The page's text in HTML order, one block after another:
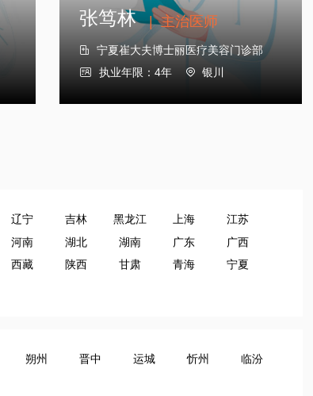
张笃林 | 主治医师
 宁夏崔大夫博士丽医疗美容门诊部
 执业年限：4年  银川
擅长：眼部整形 瘦脸
辽宁 吉林 黑龙江 上海
江苏
河南 湖北 湖南 广东
广西
西藏 陕西 甘肃 青海
宁夏
朔州 晋中 运城 忻州
临汾